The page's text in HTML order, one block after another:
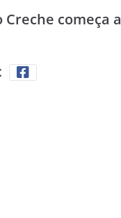
começa a